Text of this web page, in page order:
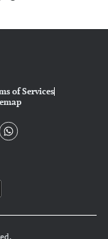
of Services